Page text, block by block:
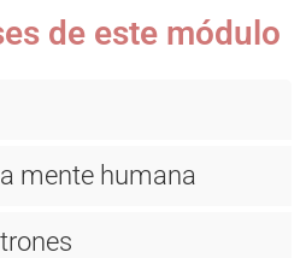
de este módulo
mente humana